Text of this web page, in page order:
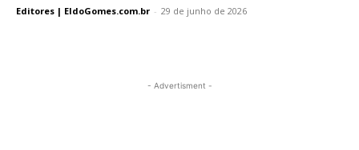
Editores | EldoGomes.com.br - 29 de junho de 2026
- Advertisment -